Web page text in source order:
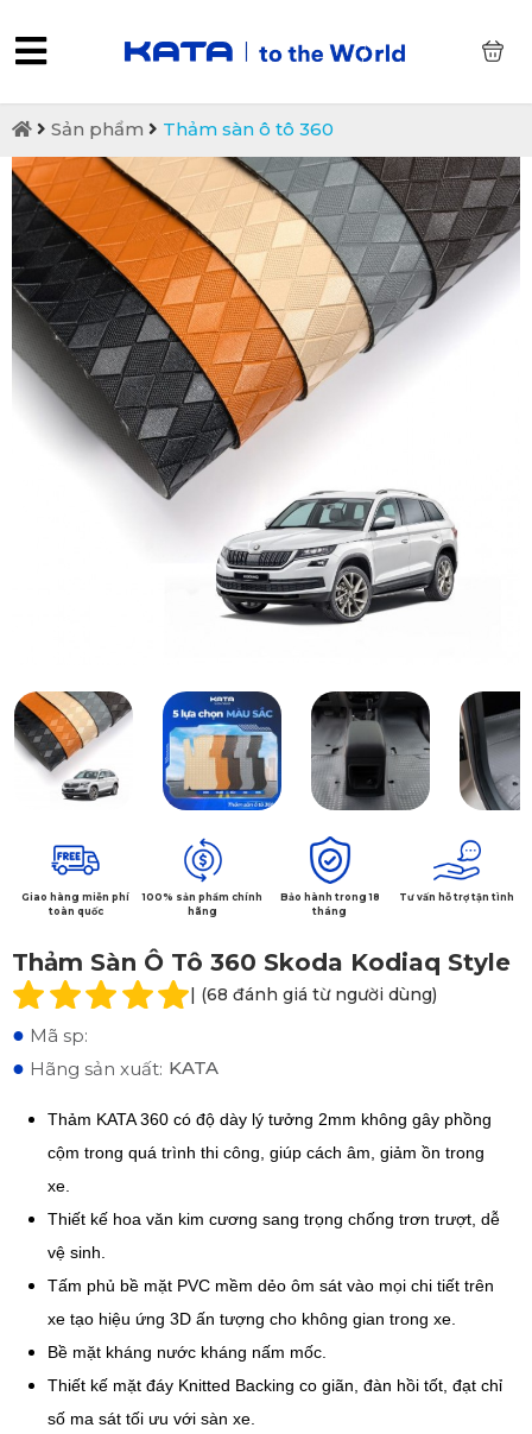
Sản phẩm Thảm sàn ô tô 360
Giao hàng miễn phí
toàn quốc
100% sản phẩm chính
hãng
Bảo hành trong 18
tháng
Tư vấn hỗ trợ tận tình
Thảm Sàn Ô Tô 360 Skoda Kodiaq Style
| (68 đánh giá từ người dùng)
● Mã sp:
● Hãng sản xuất: KATA
Thảm KATA 360 có độ dày lý tưởng 2mm không gây phồng
cộm trong quá trình thi công, giúp cách âm, giảm ồn trong
xe.
Thiết kế hoa văn kim cương sang trọng chống trơn trượt, dễ
vệ sinh.
Tấm phủ bề mặt PVC mềm dẻo ôm sát vào mọi chi tiết trên
xe tạo hiệu ứng 3D ấn tượng cho không gian trong xe.
Bề mặt kháng nước kháng nấm mốc.
Thiết kế mặt đáy Knitted Backing co giãn, đàn hồi tốt, đạt chỉ
số ma sát tối ưu với sàn xe.